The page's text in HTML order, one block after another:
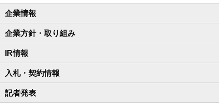
企業情報
企業方針・取り組み
IR情報
入札・契約情報
記者発表